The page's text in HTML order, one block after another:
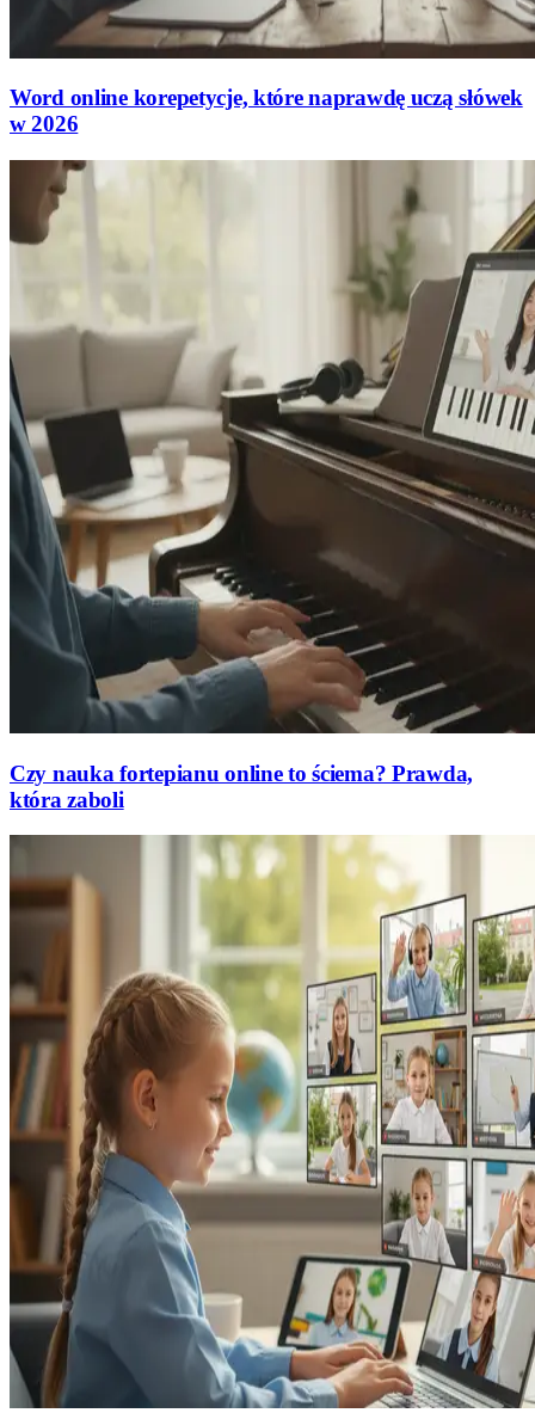
Word online korepetycje, które naprawdę uczą słówek
w 2026
Czy nauka fortepianu online to ściema? Prawda,
która zaboli